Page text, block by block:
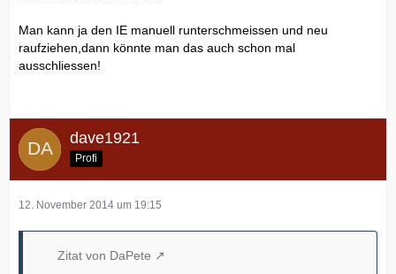
Man kann ja den IE manuell runterschmeissen und neu
raufziehen,dann könnte man das auch schon mal
ausschliessen!
dave1921
Profi
12. November 2014 um 19:15
Zitat von DaPete